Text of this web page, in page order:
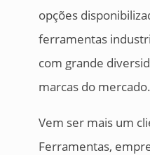
opções
ferramentas
com grande
marcas do mercado.
Vem ser mais um
Ferramentas,